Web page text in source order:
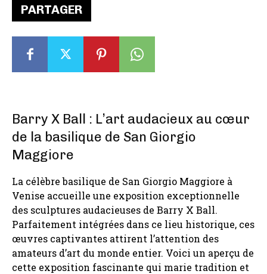
PARTAGER
Barry X Ball : L’art audacieux au cœur
de la basilique de San Giorgio
Maggiore
La célèbre basilique de San Giorgio Maggiore à
Venise accueille une exposition exceptionnelle
des sculptures audacieuses de Barry X Ball.
Parfaitement intégrées dans ce lieu historique, ces
œuvres captivantes attirent l’attention des
amateurs d’art du monde entier. Voici un aperçu de
cette exposition fascinante qui marie tradition et